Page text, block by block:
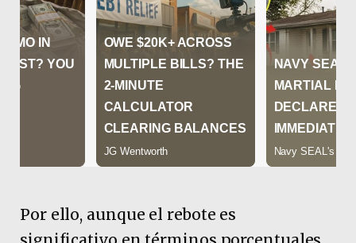
Por ello, aunque el rebote es